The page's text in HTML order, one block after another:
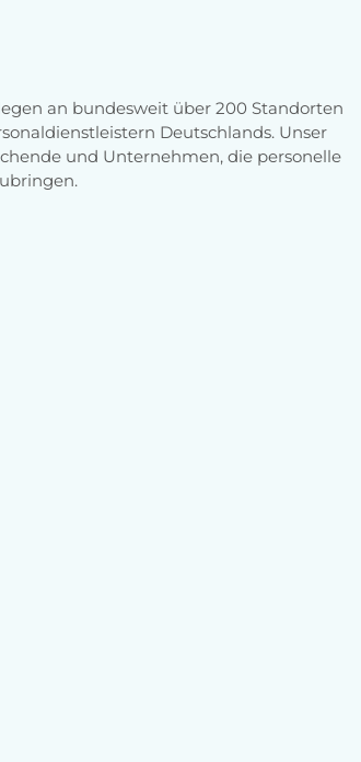
an bundesweit über 200 Standorten
Deutschlands. Unser
und Unternehmen, die personelle